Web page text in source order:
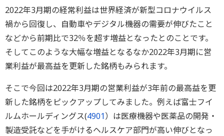
2022年3月期の経常利益は世界経済が新型コロナウイルス
禍から回復し、自動車やデジタル機器の需要が伸びたこと
などから前期比で32％を超す増益となったとのことです。
そしてこのような大幅な増益となるなか2022年3月期に営
業利益が最高益を更新した銘柄もみられます。
そこで今回は2022年3月期の営業利益が3年前の最高益を更
新した銘柄をピックアップしてみました。例えば富士フイ
ルムホールディングス(4901）は医療機器や医薬品の開発・
製造受託などを手がけるヘルスケア部門が高い伸びとなっ